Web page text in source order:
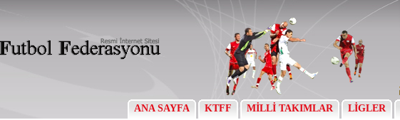
ANA SAYFA KTFF MİLLİ TAKIMLAR LİGLER